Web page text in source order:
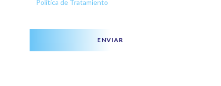
Política de Tratamiento
ENVIAR